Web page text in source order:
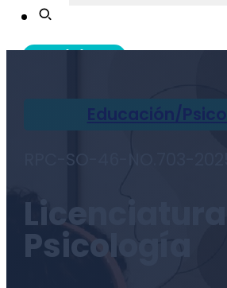
Admisiones
Educación/
RPC-SO-46-NO.703-2025
Licenciatura
Psicología